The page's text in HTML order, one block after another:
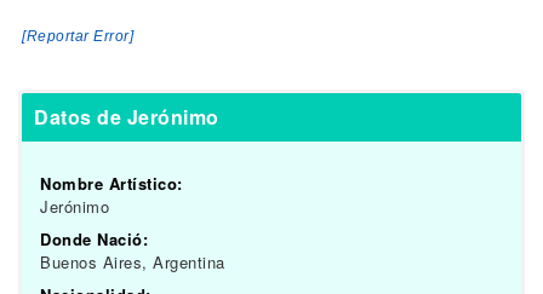
[Reportar Error]
Datos de Jerónimo
Nombre Artístico:
Jerónimo
Donde Nació:
Buenos Aires, Argentina